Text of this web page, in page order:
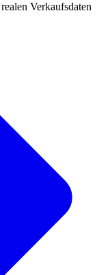
Verkaufsdaten